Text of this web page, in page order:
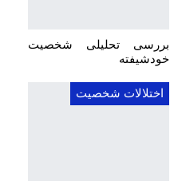
بررسی تحلیلی شخصیت
خودشیفته
اختلالات شخصیت